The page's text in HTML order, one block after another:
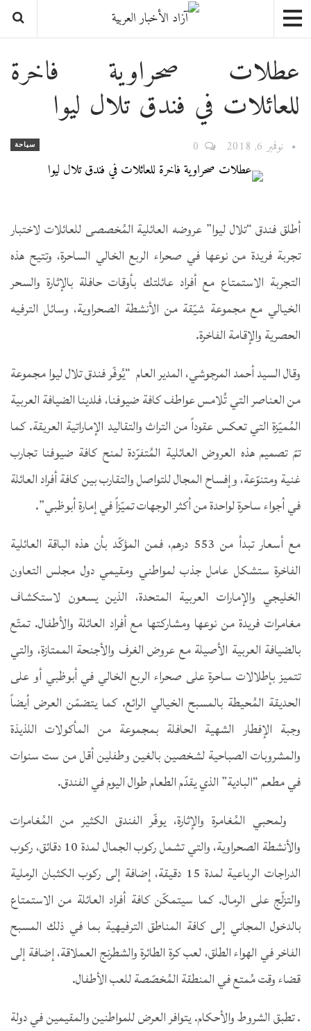
عطلات صحراوية فاخرة
للعائلات في فندق تلال ليوا
سياحة نوفمبر 6, 2018
أطلق فندق “تلال ليوا” عروضه العائلية المُخصصى للعائلات لاختبار
تجربة فريدة من نوعها في صحراء الربع الخالي الساحرة، وتتيح هذه
التجربة الاستمتاع مع أفراد عائلتك بأوقات حافلة بالإثارة والسحر
الخيالي مع مجموعة شيّقة من الأنشطة الصحراوية، وسائل الترفيه
الحصرية والإقامة الفاخرة.
وقال السيد أحمد المرجوشي، المدير العام “يُوفّر فندق تلال ليوا مجموعة
من العناصر التي تُلامس عواطف كافة ضيوفنا، فلدينا الضيافة العربية
المُميّزة التي تعكس عقوداً من التراث والتقاليد الإماراتية العريقة. كما
تمّ تصميم هذه العروض العائلية المُتفرّدة لمنح كافة ضيوفنا تجارب
غنية ومتنوّعة، وإفساح المجال للتواصل والتقارب بين كافة أفراد العائلة
في أجواء ساحرة لواحدة من أكثر الوجهات تميّزاً في إمارة أبوظبي”.
مع أسعار تبدأ من 553 درهم، فمن المؤكّد بأن هذه الباقة العائلية
الفاخرة ستشكل عامل جذب لمواطني ومقيمي دول مجلس التعاون
الخليجي والإمارات العربية المتحدة، الذين يسعون لاستكشاف
مغامرات فريدة من نوعها ومشاركتها مع أفراد العائلة والأطفال. تمتّع
بالضيافة العربية الأصيلة مع عروض الغرف والأجنحة الممتازة، والتي
تتميز بإطلالات ساحرة على صحراء الربع الخالي في أبوظبي أو على
الحديقة المُحيطة بالمسبح الخيالي الرائع. كما يتضمّن العرض أيضاً
وجبة الإفطار الشهية الحافلة بمجموعة من المأكولات اللذيذة
والمشروبات الصباحية لشخصين بالغين وطفلين أقل من ست سنوات
في مطعم “البادية” الذي يقدّم الطعام طوال اليوم في الفندق.
ولمحبي المُغامرة والإثارة، يوفّر الفندق الكثير من المُغامرات
والأنشطة الصحراوية، والتي تشمل ركوب الجمال لمدة 10 دقائق، ركوب
الدراجات الرباعية لمدة 15 دقيقة، إضافة إلى ركوب الكثبان الرملية
والتزلّج على الرمال. كما سيتمكّن كافة أفراد العائلة من الاستمتاع
بالدخول المجاني إلى كافة المناطق الترفيهية بما في ذلك المسبح
الفاخر في الهواء الطلق، لعب كرة الطائرة والشطرنج العملاقة، إضافة إلى
قضاء وقت مُمتع في المنطقة المُخصّصة للعب الأطفال.
. تطبق الشروط والأحكام. يتوافر العرض للمواطنين والمقيمين في دولة